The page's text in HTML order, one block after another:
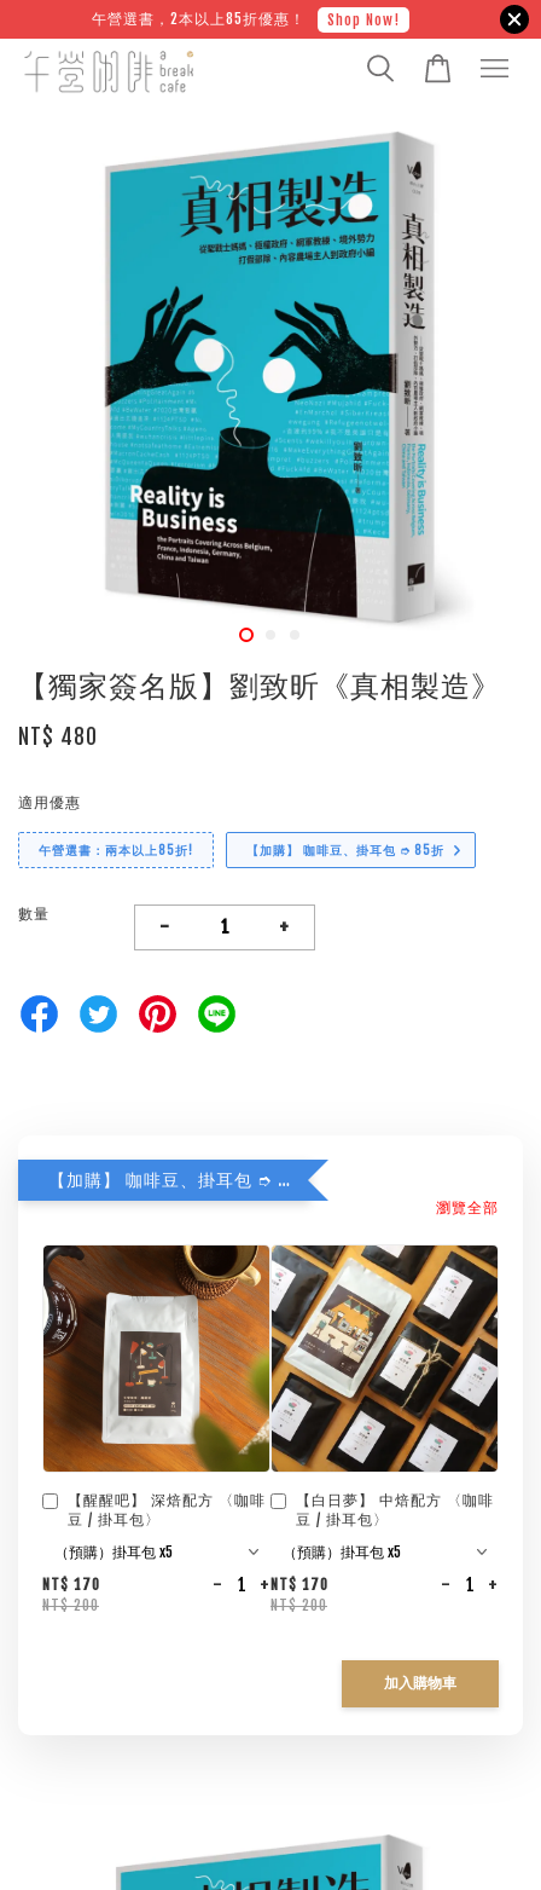
午營選書，2本以上85折優惠！ Shop Now!
【獨家簽名版】劉致昕《真相製造》
NT$ 480
適用優惠
午營選書：兩本以上85折! 【加購】 咖啡豆、掛耳包 ➮ 85折
數量
- +
【加購】 咖啡豆、掛耳包 ➮ 85折
瀏覽全部
【醒醒吧】 深焙配方 〈咖啡
豆 / 掛耳包〉
NT$ 170
NT$ 200
- +
【白日夢】 中焙配方 〈咖啡
豆 / 掛耳包〉
NT$ 170
NT$ 200
- +
加入購物車